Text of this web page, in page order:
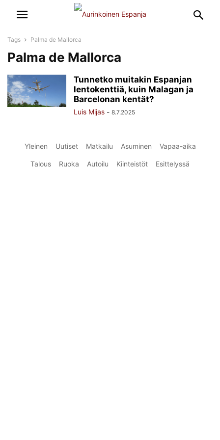
Tags Palma de Mallorca
Palma de Mallorca
Tunnetko muitakin Espanjan
lentokenttiä, kuin Malagan ja
Barcelonan kentät?
Luis Mijas - 8.7.2025
Yleinen Uutiset Matkailu Asuminen Vapaa-aika
Talous Ruoka Autoilu Kiinteistöt Esittelyssä